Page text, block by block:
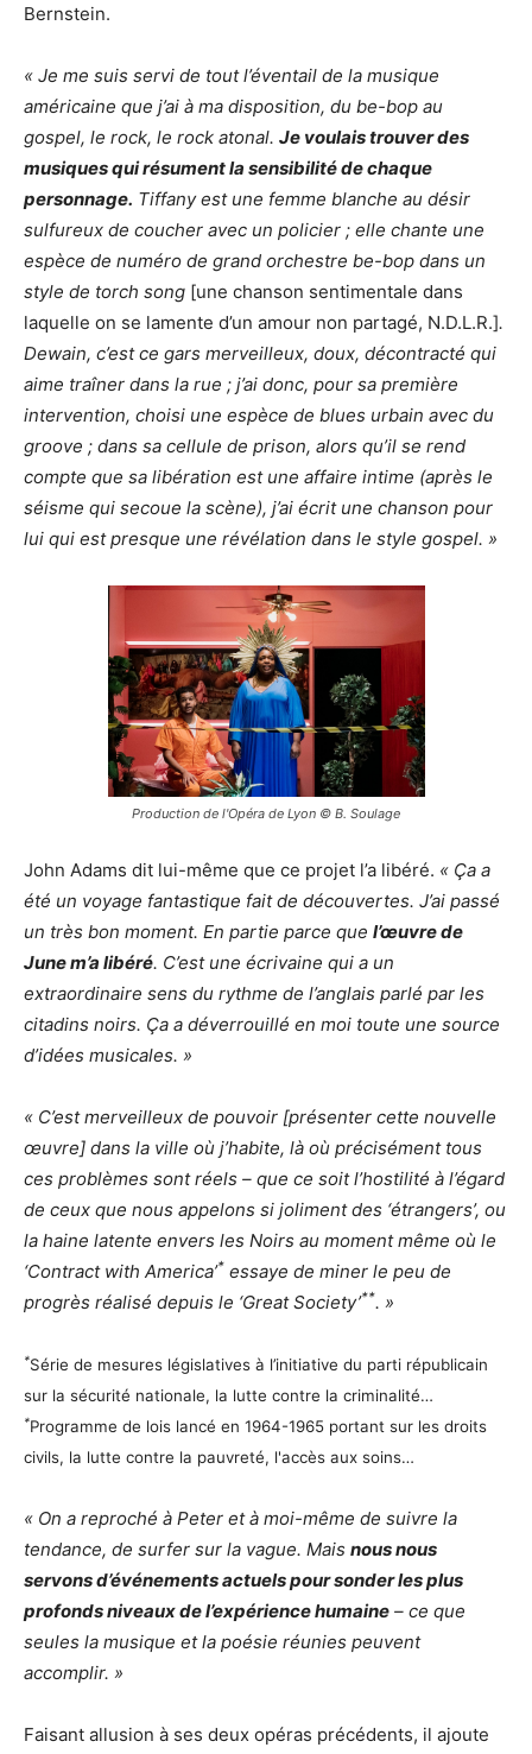
Bernstein.
« Je me suis servi de tout l’éventail de la musique
américaine que j’ai à ma disposition, du be-bop au
gospel, le rock, le rock atonal. Je voulais trouver des
musiques qui résument la sensibilité de chaque
personnage. Tiffany est une femme blanche au désir
sulfureux de coucher avec un policier ; elle chante une
espèce de numéro de grand orchestre be-bop dans un
style de torch song [une chanson sentimentale dans
laquelle on se lamente d’un amour non partagé, N.D.L.R.].
Dewain, c’est ce gars merveilleux, doux, décontracté qui
aime traîner dans la rue ; j’ai donc, pour sa première
intervention, choisi une espèce de blues urbain avec du
groove ; dans sa cellule de prison, alors qu’il se rend
compte que sa libération est une affaire intime (après le
séisme qui secoue la scène), j’ai écrit une chanson pour
lui qui est presque une révélation dans le style gospel. »
Production de l'Opéra de Lyon © B. Soulage
John Adams dit lui-même que ce projet l’a libéré. « Ça a
été un voyage fantastique fait de découvertes. J’ai passé
un très bon moment. En partie parce que l’œuvre de
June m’a libéré. C’est une écrivaine qui a un
extraordinaire sens du rythme de l’anglais parlé par les
citadins noirs. Ça a déverrouillé en moi toute une source
d’idées musicales. »
« C’est merveilleux de pouvoir [présenter cette nouvelle
œuvre] dans la ville où j’habite, là où précisément tous
ces problèmes sont réels – que ce soit l’hostilité à l’égard
de ceux que nous appelons si joliment des ‘étrangers’, ou
la haine latente envers les Noirs au moment même où le
‘Contract with America’* essaye de miner le peu de
progrès réalisé depuis le ‘Great Society’**. »
*Série de mesures législatives à l’initiative du parti républicain
sur la sécurité nationale, la lutte contre la criminalité…
*Programme de lois lancé en 1964-1965 portant sur les droits
civils, la lutte contre la pauvreté, l'accès aux soins…
« On a reproché à Peter et à moi-même de suivre la
tendance, de surfer sur la vague. Mais nous nous
servons d’événements actuels pour sonder les plus
profonds niveaux de l’expérience humaine – ce que
seules la musique et la poésie réunies peuvent
accomplir. »
Faisant allusion à ses deux opéras précédents, il ajoute